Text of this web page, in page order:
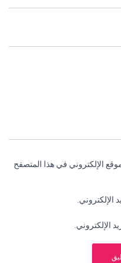
الإلكتروني في هذا المتصفح
الإلكتروني.
الإلكتروني.